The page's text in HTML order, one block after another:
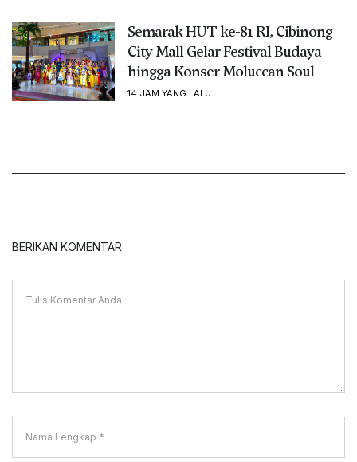
Semarak HUT ke-81 RI, Cibinong
City Mall Gelar Festival Budaya
hingga Konser Moluccan Soul
14 JAM YANG LALU
BERIKAN KOMENTAR